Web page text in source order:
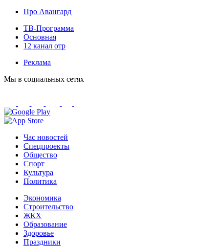
Про Авангард
ТВ-Программа
Основная
12 канал отр
Реклама
Мы в социальных сетях
Час новостей
Спецпроекты
Общество
Спорт
Культура
Политика
Экономика
Строительство
ЖКХ
Образование
Здоровье
Праздники